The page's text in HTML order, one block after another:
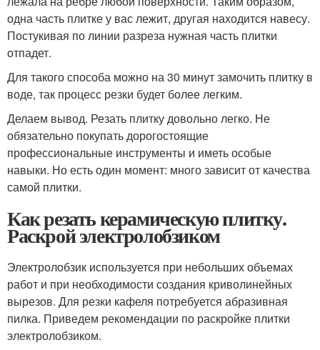
одна часть плитке у вас лежит, другая находится навесу.
Постукивая по линии разреза нужная часть плитки
отпадет.
Для такого способа можно на 30 минут замочить плитку в
воде, так процесс резки будет более легким.
Делаем вывод. Резать плитку довольно легко. Не
обязательно покупать дорогостоящие
профессиональные инструменты и иметь особые
навыки. Но есть один момент: много зависит от качества
самой плитки.
Как резать керамическую плитку.
Раскрой электролобзиком
Электролобзик используется при небольших объемах
работ и при необходимости создания криволинейных
вырезов. Для резки кафеля потребуется абразивная
пилка. Приведем рекомендации по раскройке плитки
электролобзиком.